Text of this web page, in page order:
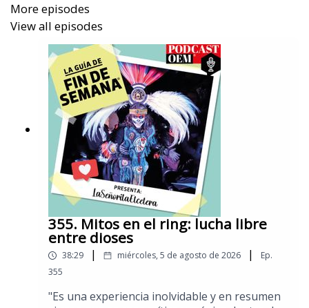
More episodes
View all episodes
355. Mitos en el ring: ​lucha libre
entre dioses
38:29 | miércoles, 5 de agosto de 2026 |
Ep.
355
​"Es una experiencia inolvidable y en resumen​